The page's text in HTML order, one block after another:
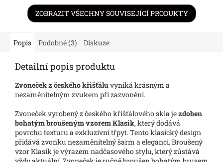
ZOBRAZIT VŠECHNY SOUVISEJÍCÍ PRODUKTY
Popis Podobné (3) Diskuze
Detailní popis produktu
Zvoneček z českého křišťáluvyniká krásným a
nezaměnitelným zvukem při zazvonění.
Zvoneček vyrobený z českého křišťálového skla jezdoben
bohatým broušeným vzorem Klasik, který dodává
povrchu texturu a exkluzivní třpyt. Tento klasický design
přidává zvonku nezaměnitelný šarm a eleganci. Broušený
vzor Klasik je výrazem nadčasového stylu, který zůstává